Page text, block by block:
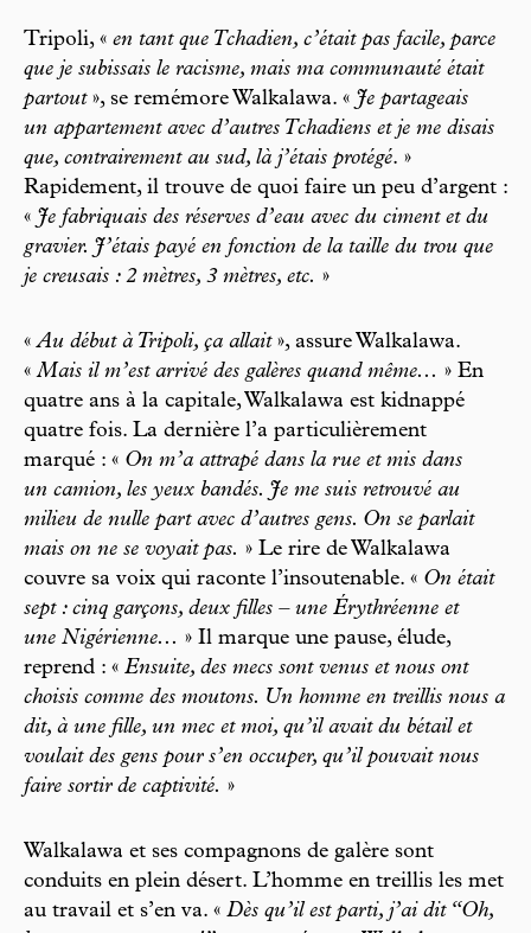
Tripoli, « en tant que Tchadien, c’était pas facile, parce
que je subissais le racisme, mais ma communauté était
partout», se remémore Walkalawa. « Je partageais
un appartement avec d’autres Tchadiens et je me disais
que, contrairement au sud, là j’étais protégé. »
Rapidement, il trouve de quoi faire un peu d’argent :
« Je fabriquais des réserves d’eau avec du ciment et du
gravier. J’étais payé en fonction de la taille du trou que
je creusais : 2 mètres, 3 mètres, etc. »
«Au début à Tripoli, ça allait», assure Walkalawa.
«Mais il m’est arrivé des galères quand même... » En
quatre ans à la capitale, Walkalawa est kidnappé
quatre fois. La dernière l’a particulièrement
marqué : « On m’a attrapé dans la rue et mis dans
un camion, les yeux bandés. Je me suis retrouvé au
milieu de nulle part avec d’autres gens. On se parlait
mais on ne se voyait pas. » Le rire de Walkalawa
couvre sa voix qui raconte l’insoutenable. « On était
sept : cinq garçons, deux filles – une Érythréenne et
une Nigérienne... » Il marque une pause, élude,
reprend : « Ensuite, des mecs sont venus et nous ont
choisis comme des moutons. Un homme en treillis nous a
dit, à une fille, un mec et moi, qu’il avait du bétail et
voulait des gens pour s’en occuper, qu’il pouvait nous
faire sortir de captivité. »
Walkalawa et ses compagnons de galère sont
conduits en plein désert. L’homme en treillis les met
au travail et s’en va. « Dès qu’il est parti, j’ai dit “Oh,